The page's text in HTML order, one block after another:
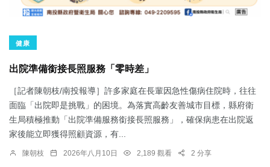
健康
出院準備銜接長照服務「零時差」
［記者陳朝枝/南投報導］許多家庭在長輩因急性傷病住院時，往往
面臨「出院即是挑戰」的困境。為落實高齡友善城市目標，縣府衛
生局積極推動「出院準備服務銜接長照服務」，確保病患在出院返
家後能立即獲得照顧資源，有...
陳朝枝 2026年八月10日 2,189 觀看 2 分享